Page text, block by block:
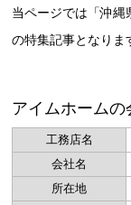
当ページでは「沖縄
の特集記事となりま
アイムホームの
工務店名
会社名
所在地